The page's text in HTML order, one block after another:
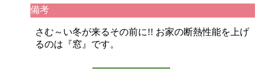
備考
さむ～い冬が来るその前に!! お家の断熱性能を上げ
るのは『窓』です。